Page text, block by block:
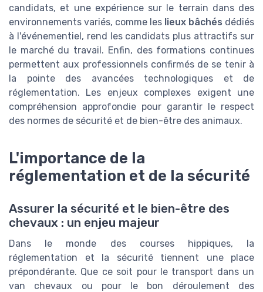
candidats, et une expérience sur le terrain dans des
environnements variés, comme les lieux bâchés dédiés
à l'événementiel, rend les candidats plus attractifs sur
le marché du travail. Enfin, des formations continues
permettent aux professionnels confirmés de se tenir à
la pointe des avancées technologiques et de
réglementation. Les enjeux complexes exigent une
compréhension approfondie pour garantir le respect
des normes de sécurité et de bien-être des animaux.
L'importance de la
réglementation et de la sécurité
Assurer la sécurité et le bien-être des
chevaux : un enjeu majeur
Dans le monde des courses hippiques, la
réglementation et la sécurité tiennent une place
prépondérante. Que ce soit pour le transport dans un
van chevaux ou pour le bon déroulement des